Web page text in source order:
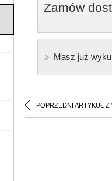
Zamów
Masz już
POPRZEDNI ARTYKUŁ Z